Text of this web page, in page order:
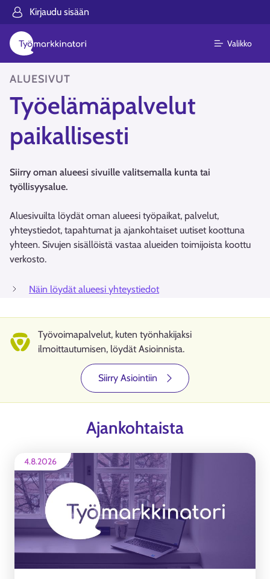
Kirjaudu sisään
Valikko
ALUESIVUT
Työelämäpalvelut
paikallisesti
Siirry oman alueesi sivuille valitsemalla kunta tai
työllisyysalue.
Aluesivuilta löydät oman alueesi työpaikat, palvelut,
yhteystiedot, tapahtumat ja ajankohtaiset uutiset koottuna
yhteen. Sivujen sisällöistä vastaa alueiden toimijoista koottu
verkosto.
Näin löydät alueesi yhteystiedot
Työvoimapalvelut, kuten työnhakijaksi
ilmoittautumisen, löydät Asioinnista.
Siirry Asiointiin
Ajankohtaista
4.8.2026